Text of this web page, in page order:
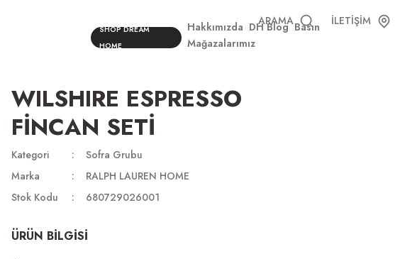
ARAMA
İLETİŞİM
SHOP DREAM
HOME
Hakkımızda DH Blog Basın
Mağazalarımız
WILSHIRE ESPRESSO
FİNCAN SETİ
Kategori
Sofra Grubu
Marka
RALPH LAUREN HOME
Stok Kodu
680729026001
ÜRÜN BİLGİSİ